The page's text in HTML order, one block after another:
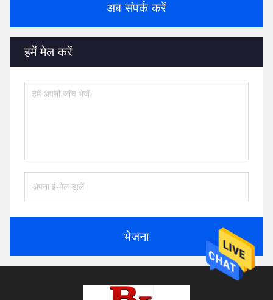
अब संपर्क करें
हमें मेल करें
भेजना